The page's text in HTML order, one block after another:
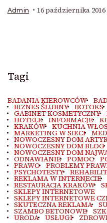
Admin 16 października 2016
Tagi
BADANIA KIEROWCÓW
BIZNES ŚLUBNY BOTOKS
GABINET KOSMETYCZNY
HOTELE INFORMACJE
KRAKÓW KUCHNIA
MARKETING W SIECI
NOWOCZESNY DOM
NOWOCZESNY DOM BLOG
NOWOCZESNY DOM
ODNAWIANIE POMOC
PRAWO PROBLEMY
PSYCHOTESTY
REKLAMA W INTERNECIE
RESTAURACJA KRAKÓW
SKLEPY INTERNETOWE
SKLEPY INTERNETOWE
SKUTECZNA REKLAMA
SZAMBO BETONOWE
URODA USŁUGI